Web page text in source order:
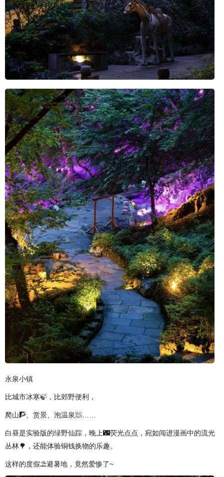
永泉小镇
比城市冰寒🍃，比郊野便利，
爬山🧗、赏景、泡温泉🧖……
白昼是实验版的绿野仙踪，晚上🌃荧光点点，宛如闯进漫画中的流光
丛林🌳，还能体验铜钱换物的乐趣。
这样的度假⛱️避暑地，竟然爱惨了~